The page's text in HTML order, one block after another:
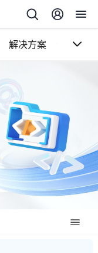
解决方案 企业专栏